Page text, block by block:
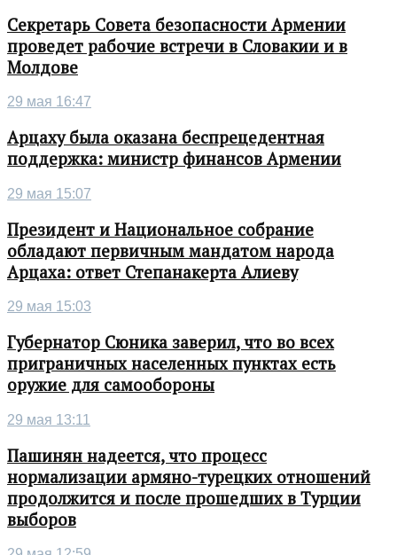
Секретарь Совета безопасности Армении
проведет рабочие встречи в Словакии и в
Молдове
29 мая 16:47
Арцаху была оказана беспрецедентная
поддержка: министр финансов Армении
29 мая 15:07
Президент и Национальное собрание
обладают первичным мандатом народа
Арцаха: ответ Степанакерта Алиеву
29 мая 15:03
Губернатор Сюника заверил, что во всех
приграничных населенных пунктах есть
оружие для самообороны
29 мая 13:11
Пашинян надеется, что процесс
нормализации армяно-турецких отношений
продолжится и после прошедших в Турции
выборов